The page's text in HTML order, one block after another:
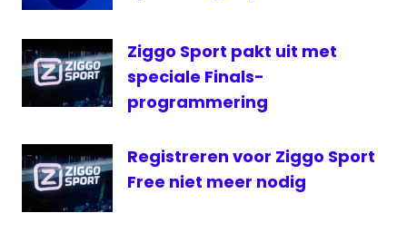
Feyenoord
PSV
PSV
live
radio
1
Radio
Rijmond
Ziggo Sport pakt uit met
speciale Finals-
programmering
Registreren voor Ziggo Sport
Free niet meer nodig